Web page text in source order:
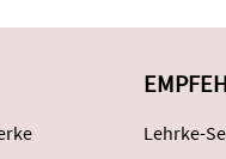
Lehrke-